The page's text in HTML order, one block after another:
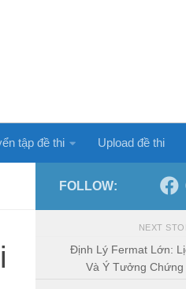
tập đề thi Upload đề thi
FOLLOW:
NEXT
Định Lý Fermat Lớn:
Và Ý Tưởng Chứng